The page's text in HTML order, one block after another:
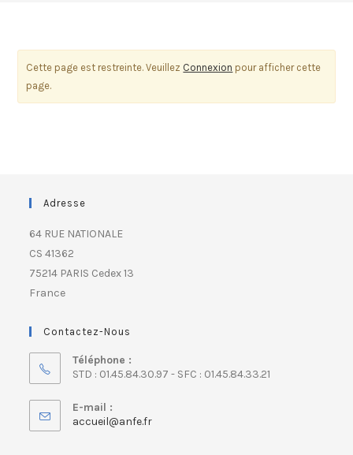
Cette page est restreinte. Veuillez Connexion pour afficher cette
page.
Adresse
64 RUE NATIONALE
CS 41362
75214 PARIS Cedex 13
France
Contactez-Nous
Téléphone :
STD : 01.45.84.30.97 - SFC : 01.45.84.33.21
E-mail :
accueil@anfe.fr